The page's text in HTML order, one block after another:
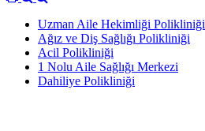
Uzman Aile Hekimliği Polikliniği
Ağız ve Diş Sağlığı Polikliniği
Acil Polikliniği
1 Nolu Aile Sağlığı Merkezi
Dahiliye Polikliniği